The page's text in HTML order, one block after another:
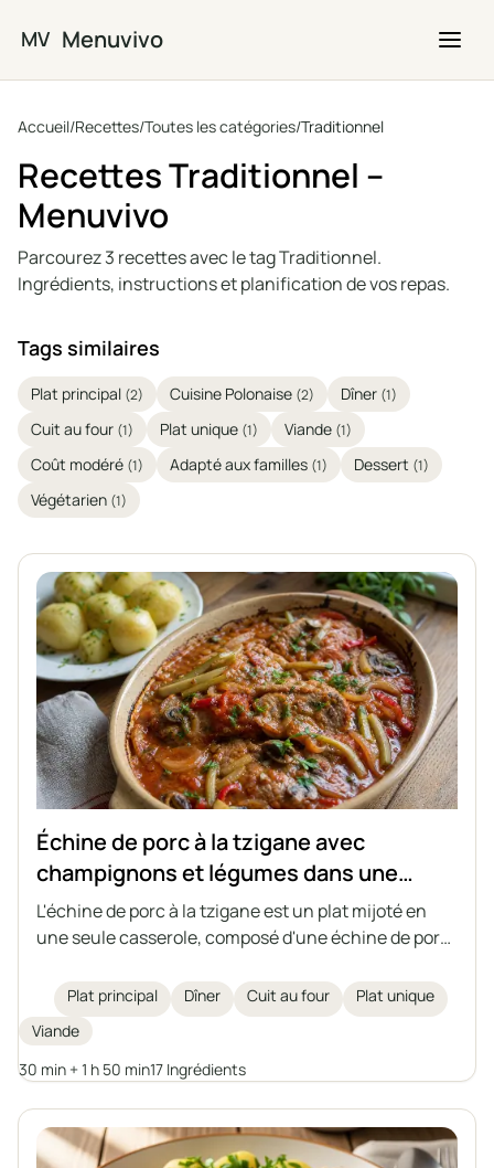
MV Menuvivo
Accueil/Recettes/Toutes les catégories/Traditionnel
Recettes Traditionnel –
Menuvivo
Parcourez 3 recettes avec le tag Traditionnel.
Ingrédients, instructions et planification de vos repas.
Tags similaires
Plat principal (2) Cuisine Polonaise (2) Dîner (1)
Cuit au four (1) Plat unique (1) Viande (1)
Coût modéré (1) Adapté aux familles (1) Dessert (1)
Végétarien (1)
Échine de porc à la tzigane avec
champignons et légumes dans une
sauce tomate
L'échine de porc à la tzigane est un plat mijoté en
une seule casserole, composé d'une échine de porc
cornichons fermentés et de poivrons marinés, le
tout mijoté dans une sauce tomate aromatique et
légèrement acidulée. Idéal pour un déjeuner familial
ou une réception, servi avec des gnocchis, des
Plat principal Dîner Cuit au four
Plat unique
Viande
30 min + 1 h 50 min17 Ingrédients